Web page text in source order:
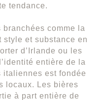
tendance.
branchées comme la
style et substance en
d’Irlande ou les
entière de la
italiennes est fondée
locaux. Les bières
à part entière de